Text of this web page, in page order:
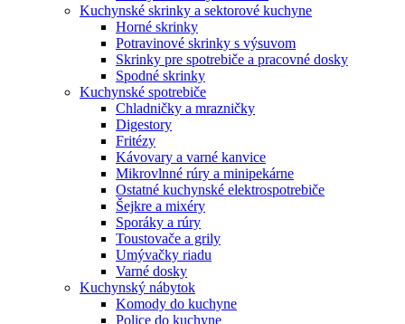
Kuchynské skrinky a sektorové kuchyne
Horné skrinky
Potravinové skrinky s výsuvom
Skrinky pre spotrebiče a pracovné dosky
Spodné skrinky
Kuchynské spotrebiče
Chladničky a mrazničky
Digestory
Fritézy
Kávovary a varné kanvice
Mikrovlnné rúry a minipekárne
Ostatné kuchynské elektrospotrebiče
Šejkre a mixéry
Sporáky a rúry
Toustovače a grily
Umývačky riadu
Varné dosky
Kuchynský nábytok
Komody do kuchyne
Police do kuchyne